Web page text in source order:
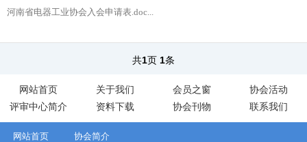
河南省电器工业协会入会申请表.doc...
共1页 1条
网站首页 关于我们 会员之窗
协会活动
评审中心简介
资料下载 协会刊物 联系我们
网站首页 协会简介